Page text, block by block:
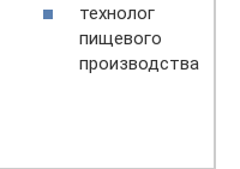
технолог
пищевого
производства